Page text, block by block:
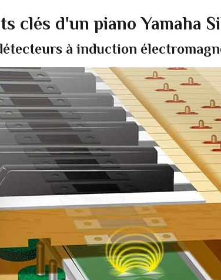
clés d'un piano Yamaha
à induction